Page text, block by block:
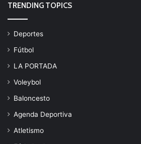
TRENDING TOPICS
Deportes
Fútbol
LA PORTADA
Voleybol
Baloncesto
Agenda Deportiva
Atletismo